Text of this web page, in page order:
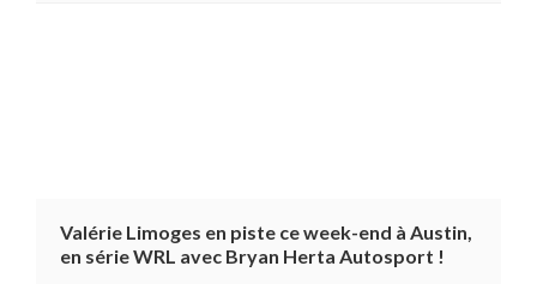
Valérie Limoges en piste ce week-end à Austin,
en série WRL avec Bryan Herta Autosport !